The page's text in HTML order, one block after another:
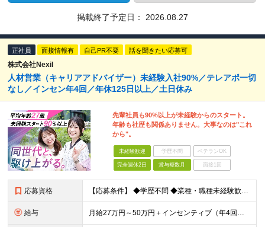
掲載終了予定日： 2026.08.27
正社員 面接情報有 自己PR不要 話を聞きたい応募可
株式会社Nexil
人材営業（キャリアアドバイザー）未経験入社90%／テレアポ一切
なし／インセン年4回／年休125日以上／土日休み
先輩社員も90%以上が未経験からのスタート。
年齢も社歴も関係ありません。大事なのは"これ
から"。
未経験歓迎 学歴不問 ベテランOK
完全週休2日 賞与複数月 面接1回
応募資格 【応募条件】 ◆学歴不問 ◆業種・職種未経験歓迎 ◆35歳以下の方（※若年層の長期キャリア形成のため） ＼入社者の多くが"人と関わる仕事"出身です！／ 「今の環境より、もっと成果にコミットしたい」
給与 月給27万円～50万円＋インセンティブ（年4回／社内規定による）＋業績賞与（年1回） ※固定残業代(月35時間分/58,000円~)を含みます。超過分は別途支給。 ※残業平均時間：25時間以内 ※経験